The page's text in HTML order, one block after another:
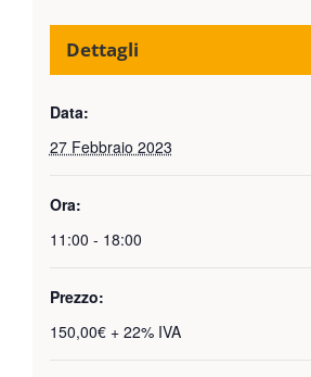
Dettagli
Data:
27 Febbraio 2023
Ora:
11:00 - 18:00
Prezzo:
150,00€ + 22% IVA